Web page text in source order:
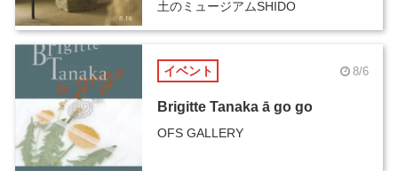
土のミュージアムSHIDO
イベント 8/6
Brigitte Tanaka ā go go
OFS GALLERY